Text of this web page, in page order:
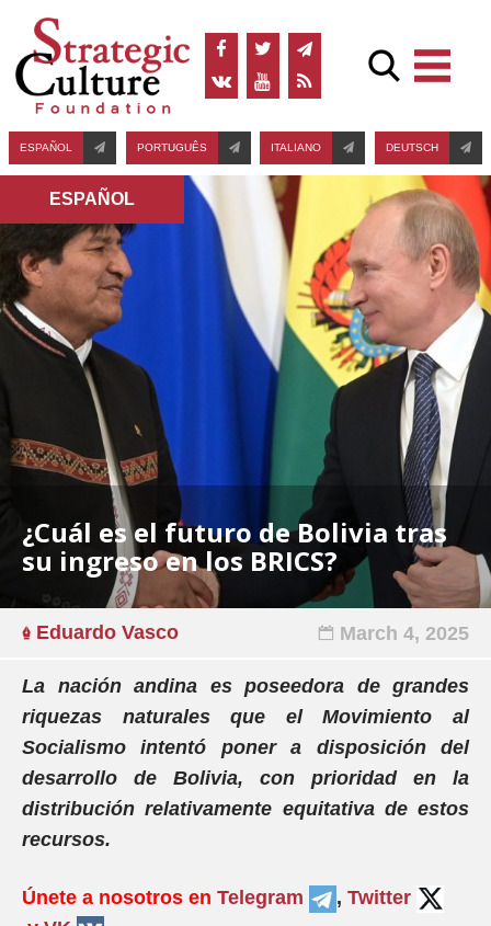
ESPAÑOL PORTUGUÊS ITALIANO DEUTSCH
ESPAÑOL
¿Cuál es el futuro de Bolivia tras
su ingreso en los BRICS?
Eduardo Vasco March 4, 2025
La nación andina es poseedora de grandes
riquezas naturales que el Movimiento al
Socialismo intentó poner a disposición del
desarrollo de Bolivia, con prioridad en la
distribución relativamente equitativa de estos
recursos.
Únete a nosotros en Telegram , Twitter